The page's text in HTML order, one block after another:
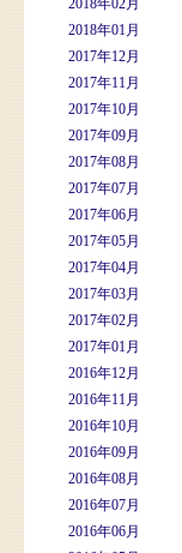
2018年02月
2018年01月
2017年12月
2017年11月
2017年10月
2017年09月
2017年08月
2017年07月
2017年06月
2017年05月
2017年04月
2017年03月
2017年02月
2017年01月
2016年12月
2016年11月
2016年10月
2016年09月
2016年08月
2016年07月
2016年06月